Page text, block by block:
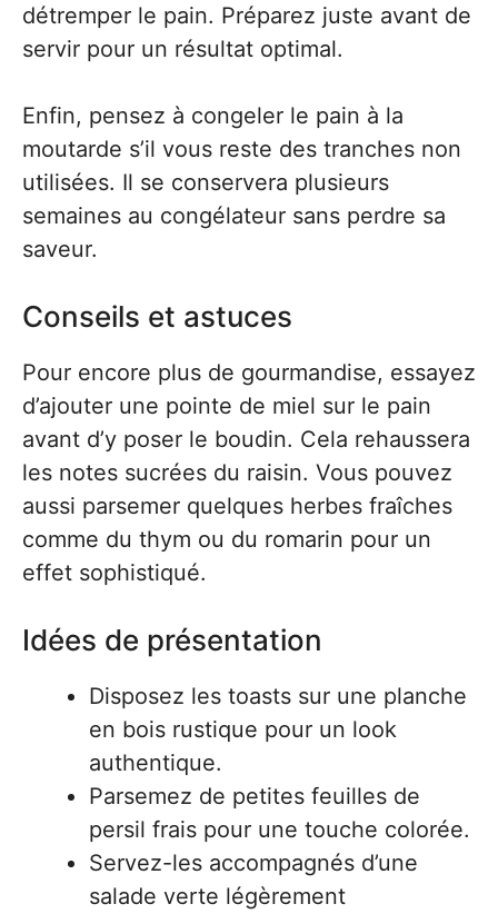
détremper le pain. Préparez juste avant de
servir pour un résultat optimal.
Enfin, pensez à congeler le pain à la
moutarde s’il vous reste des tranches non
utilisées. Il se conservera plusieurs
semaines au congélateur sans perdre sa
saveur.
Conseils et astuces
Pour encore plus de gourmandise, essayez
d’ajouter une pointe de miel sur le pain
avant d’y poser le boudin. Cela rehaussera
les notes sucrées du raisin. Vous pouvez
aussi parsemer quelques herbes fraîches
comme du thym ou du romarin pour un
effet sophistiqué.
Idées de présentation
Disposez les toasts sur une planche
en bois rustique pour un look
authentique.
Parsemez de petites feuilles de
persil frais pour une touche colorée.
Servez-les accompagnés d’une
salade verte légèrement